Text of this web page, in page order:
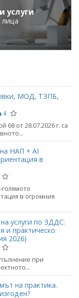
услуги
МОД, ТЗПБ,
4
от 28.07.2026 г. са
НАП + AI
в
в огромния
услуги по ЗДДС:
и практическо
2026)
при
на практика.